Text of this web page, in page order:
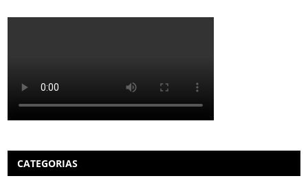
CATEGORIAS